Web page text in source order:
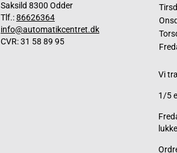
Saksild 8300 Odder
Tlf.:86626364
info@automatikcentret.dk
CVR: 31 58 89 95
Vi
1/5